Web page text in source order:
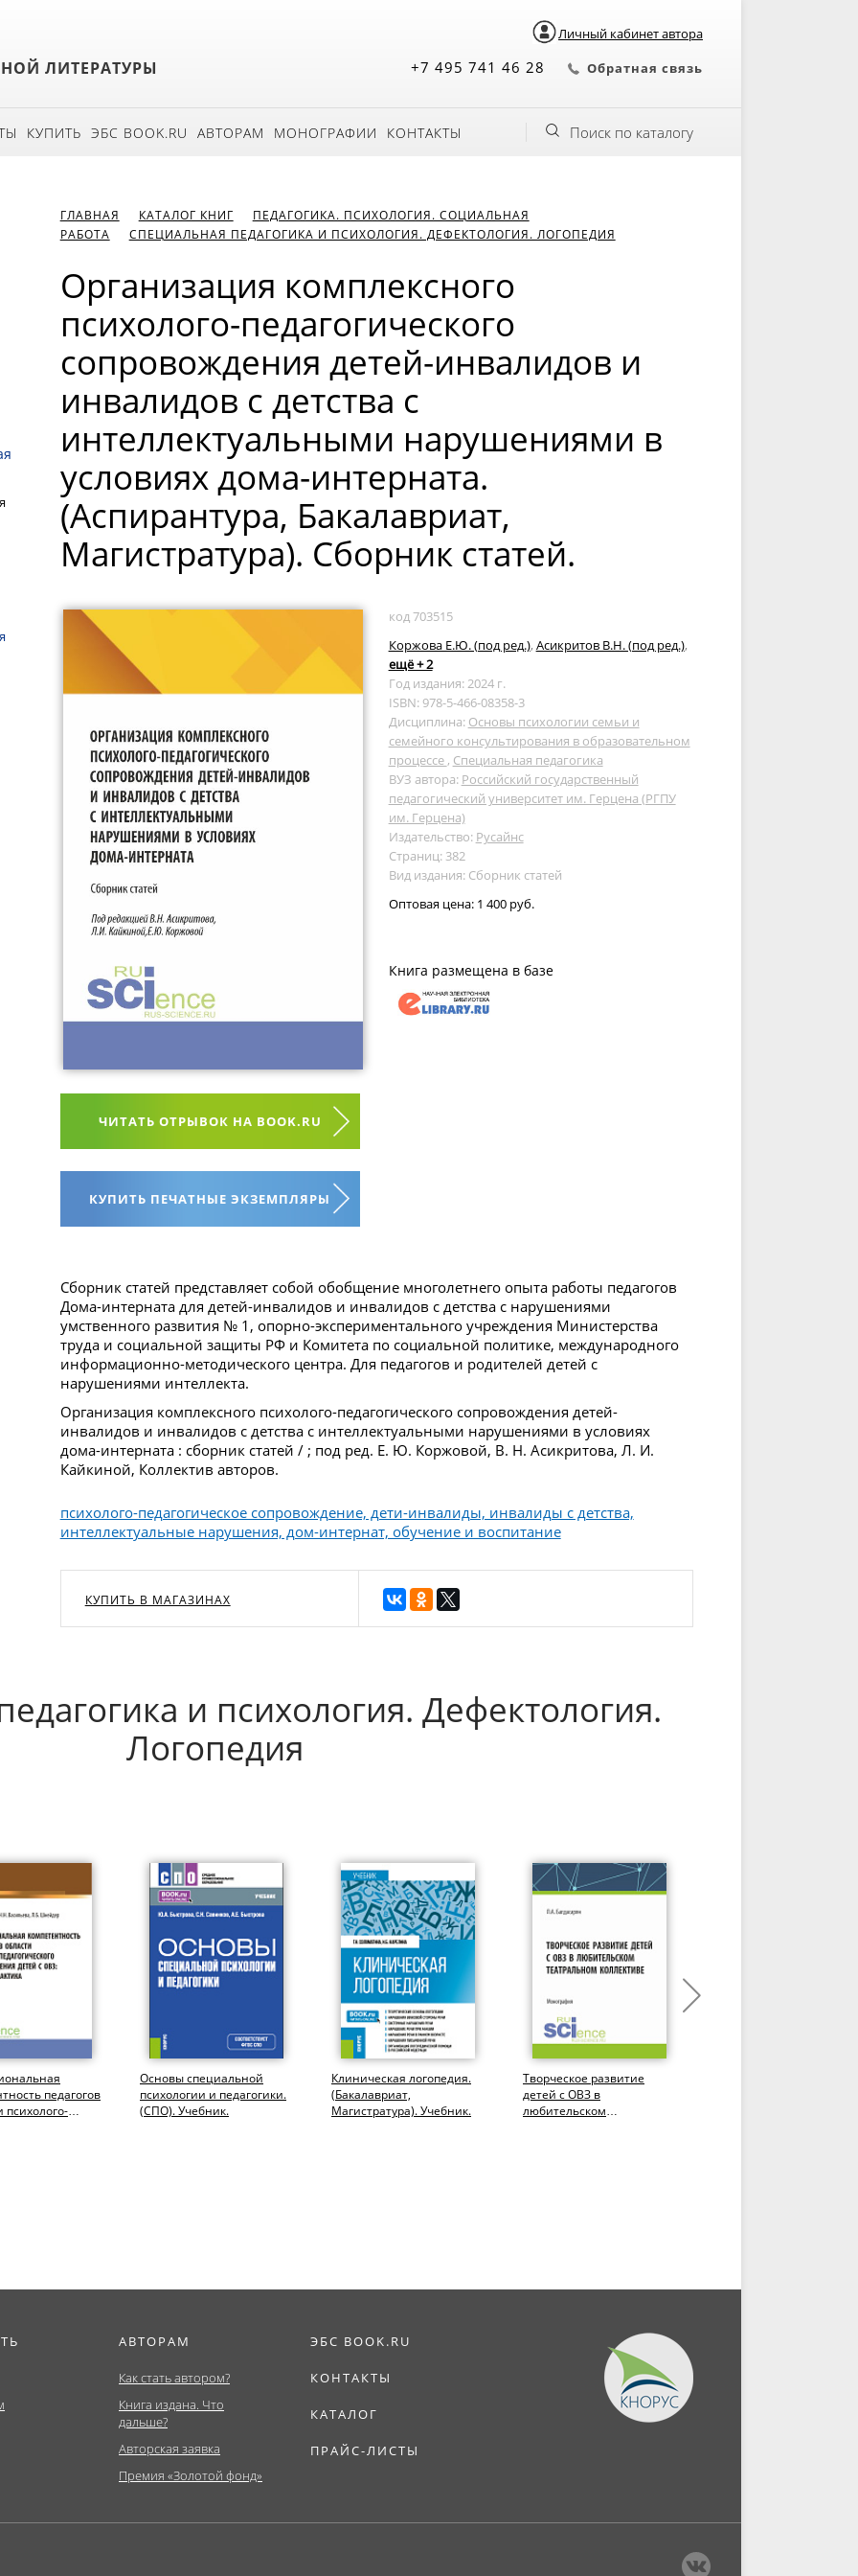
Личный кабинет автора
ЛИТЕРАТУРЫ +7 495 741 46 28 Обратная связь
КУПИТЬ ЭБС BOOK.RU АВТОРАМ МОНОГРАФИИ КОНТАКТЫ Поиск по каталогу
ГЛАВНАЯ КАТАЛОГ КНИГ
ПЕДАГОГИКА. ПСИХОЛОГИЯ. СОЦИАЛЬНАЯ
РАБОТА
СПЕЦИАЛЬНАЯ ПЕДАГОГИКА И ПСИХОЛОГИЯ. ДЕФЕКТОЛОГИЯ. ЛОГОПЕДИЯ
Организация комплексного
психолого-педагогического
сопровождения детей-инвалидов и
инвалидов с детства с
интеллектуальными нарушениями в
условиях дома-интерната.
(Аспирантура, Бакалавриат,
Магистратура). Сборник статей.
ЧИТАТЬ ОТРЫВОК НА BOOK.RU
КУПИТЬ ПЕЧАТНЫЕ ЭКЗЕМПЛЯРЫ
код 703515
Коржова Е.Ю. (под ред.), Асикритов В.Н. (под ред.),
ещё + 2
Год издания: 2024 г.
ISBN: 978-5-466-08358-3
Дисциплина: Основы психологии семьи и
семейного консультирования в образовательном
процессе , Специальная педагогика
ВУЗ автора: Российский государственный
педагогический университет им. Герцена (РГПУ
им. Герцена)
Издательство: Русайнс
Страниц: 382
Вид издания: Сборник статей
Оптовая цена: 1 400 руб.
Книга размещена в базе
Сборник статей представляет собой обобщение многолетнего опыта работы педагогов
Дома-интерната для детей-инвалидов и инвалидов с детства с нарушениями
умственного развития № 1, опорно-экспериментального учреждения Министерства
труда и социальной защиты РФ и Комитета по социальной политике, международного
информационно-методического центра. Для педагогов и родителей детей с
нарушениями интеллекта.
Организация комплексного психолого-педагогического сопровождения детей-
инвалидов и инвалидов с детства с интеллектуальными нарушениями в условиях
дома-интерната : сборник статей / ; под ред. Е. Ю. Коржовой, В. Н. Асикритова, Л. И.
Кайкиной, Коллектив авторов.
психолого-педагогическое сопровождение, дети-инвалиды, инвалиды с детства,
интеллектуальные нарушения, дом-интернат, обучение и воспитание
КУПИТЬ В МАГАЗИНАХ
и психология. Дефектология.
Логопедия
педагогов
психолого-
Основы специальной
психологии и педагогики.
(СПО). Учебник.
Клиническая логопедия.
(Бакалавриат,
Магистратура). Учебник.
Творческое развитие
детей с ОВЗ в
любительском
АВТОРАМ
Как стать автором?
Книга издана. Что
дальше?
Авторская заявка
Премия «Золотой фонд»
ЭБС BOOK.RU
КОНТАКТЫ
КАТАЛОГ
ПРАЙС-ЛИСТЫ